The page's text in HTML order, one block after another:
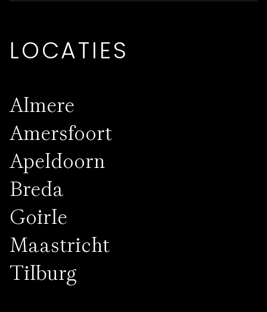
LOCATIES
Almere
Amersfoort
Apeldoorn
Breda
Goirle
Maastricht
Tilburg